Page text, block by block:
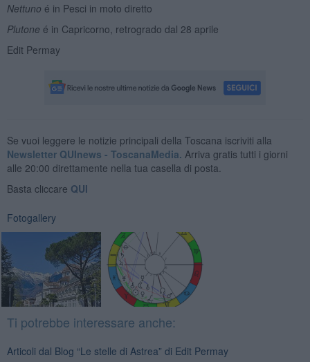
Nettuno é in Pesci in moto diretto
Plutone é in Capricorno, retrogrado dal 28 aprile
Edit Permay
Se vuoi leggere le notizie principali della Toscana iscriviti alla
Newsletter QUInews - ToscanaMedia. Arriva gratis tutti i giorni
alle 20:00 direttamente nella tua casella di posta.
Basta cliccare QUI
Fotogallery
Ti potrebbe interessare anche:
Articoli dal Blog “Le stelle di Astrea” di Edit Permay